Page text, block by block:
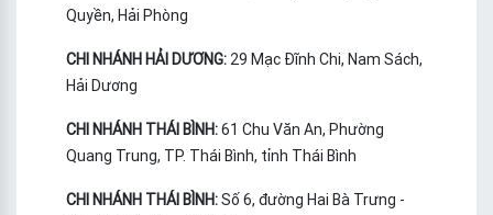
Quyền, Hải Phòng
CHI NHÁNH HẢI DƯƠNG: 29 Mạc Đĩnh Chi, Nam Sách,
Hải Dương
CHI NHÁNH THÁI BÌNH:61 Chu Văn An, Phường
Quang Trung, TP. Thái Bình, tỉnh Thái Bình
CHI NHÁNH THÁI BÌNH:Số 6, đường Hai Bà Trưng -